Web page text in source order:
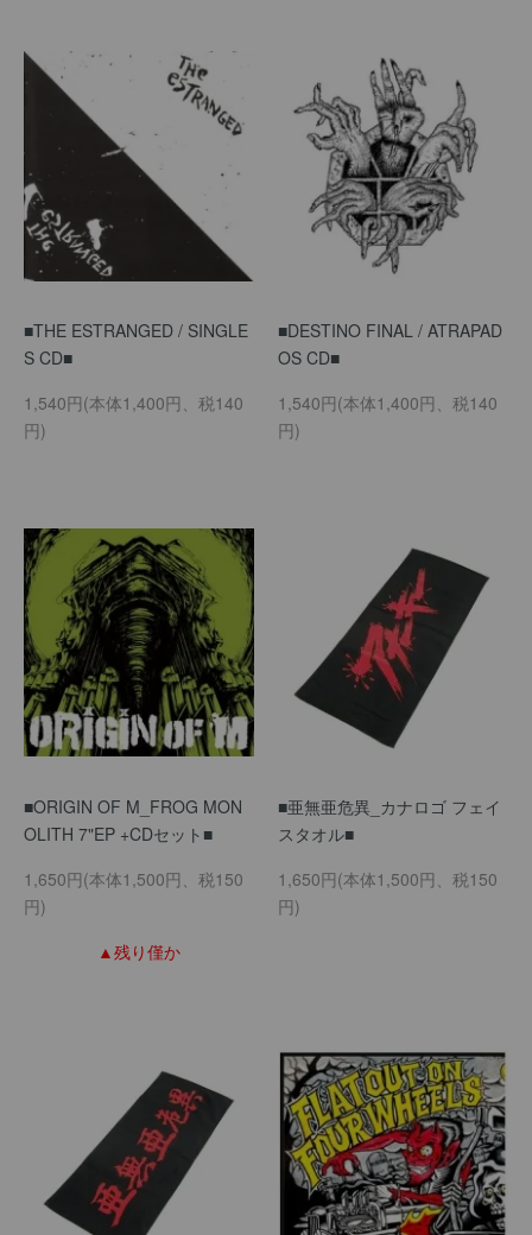
■THE ESTRANGED / SINGLE
S CD■
1,540円(本体1,400円、税140
円)
■DESTINO FINAL / ATRAPAD
OS CD■
1,540円(本体1,400円、税140
円)
■ORIGIN OF M_FROG MON
OLITH 7"EP +CDセット■
1,650円(本体1,500円、税150
円)
▲残り僅か
■亜無亜危異_カナロゴ フェイ
スタオル■
1,650円(本体1,500円、税150
円)